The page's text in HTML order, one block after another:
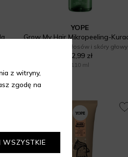
Yope Naturalne Mydło w Płynie Jagody Goji i Wiśnia
YOPE
Pielęgnacja włosów i skóry głowy
32,99 zł
110 ml
z witryny,
zgodę na
WSZYSTKIE